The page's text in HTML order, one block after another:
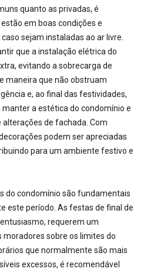
quanto as privadas, é
em boas condições e
sejam instaladas ao ar livre.
que a instalação elétrica do
evitando a sobrecarga de
maneira que não obstruam
e, ao final das festividades,
a estética do condomínio e
de fachada. Com
podem ser apreciadas
para um ambiente festivo e
do condomínio são fundamentais
este período. As festas de final de
requerem um
sobre os limites do
que normalmente são mais
excessos, é recomendável